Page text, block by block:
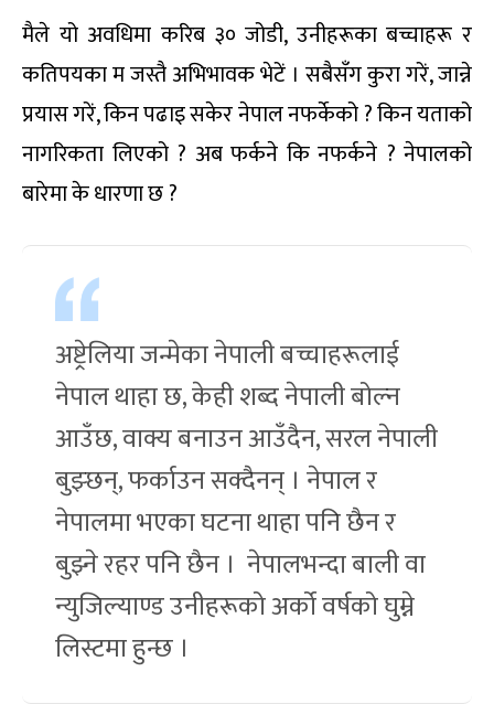
मैले यो अवधिमा करिब ३० जोडी, उनीहरूका बच्चाहरू र
कतिपयका म जस्तै अभिभावक भेटें । सबैसँग कुरा गरें, जान्ने
प्रयास गरें, किन पढाइ सकेर नेपाल नफर्केको ? किन यताको
नागरिकता लिएको ? अब फर्कने कि नफर्कने ? नेपालको
बारेमा के धारणा छ ?
अष्ट्रेलिया जन्मेका नेपाली बच्चाहरूलाई
नेपाल थाहा छ, केही शब्द नेपाली बोल्न
आउँछ, वाक्य बनाउन आउँदैन, सरल नेपाली
बुझ्छन्, फर्काउन सक्दैनन् । नेपाल र
नेपालमा भएका घटना थाहा पनि छैन र
बुझ्ने रहर पनि छैन । नेपालभन्दा बाली वा
न्युजिल्याण्ड उनीहरूको अर्को वर्षको घुम्ने
लिस्टमा हुन्छ ।